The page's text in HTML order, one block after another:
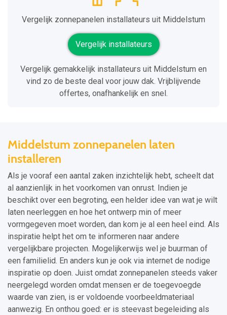
Vergelijk zonnepanelen installateurs uit Middelstum
Vergelijk installateurs
Vergelijk gemakkelijk installateurs uit Middelstum en
vind zo de beste deal voor jouw dak. Vrijblijvende
offertes, onafhankelijk en snel.
Middelstum zonnepanelen laten
installeren
Als je vooraf een aantal zaken inzichtelijk hebt, scheelt dat
al aanzienlijk in het voorkomen van onrust. Indien je
beschikt over een begroting, een helder idee van wat je wilt
laten neerleggen en hoe het ontwerp min of meer
vormgegeven moet worden, dan kom je al een heel eind. Als
inspiratie helpt het om te informeren naar andere
vergelijkbare projecten. Mogelijkerwijs wel je buurman of
een familielid. En anders kun je ook via internet de nodige
inspiratie op doen. Juist omdat zonnepanelen steeds vaker
neergelegd worden omdat mensen er de toegevoegde
waarde van zien, is er voldoende voorbeeldmateriaal
aanwezig. En onthou goed: er is steevast begeleiding als